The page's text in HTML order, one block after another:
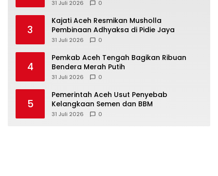
31 Juli 2026 0
3
Kajati Aceh Resmikan Musholla
Pembinaan Adhyaksa di Pidie Jaya
31 Juli 2026 0
4
Pemkab Aceh Tengah Bagikan Ribuan
Bendera Merah Putih
31 Juli 2026 0
5
Pemerintah Aceh Usut Penyebab
Kelangkaan Semen dan BBM
31 Juli 2026 0